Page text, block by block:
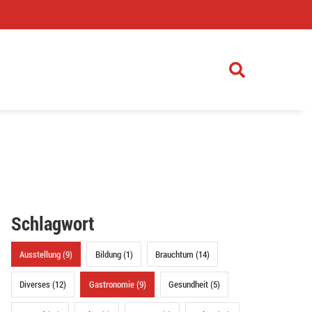
Schlagwort
Ausstellung (9) Bildung (1) Brauchtum (14)
Diverses (12) Gastronomie (9) Gesundheit (5)